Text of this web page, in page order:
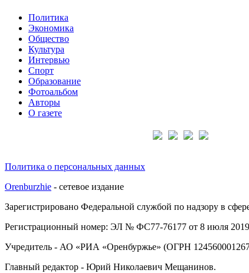
Политика
Экономика
Общество
Культура
Интервью
Спорт
Образование
Фотоальбом
Авторы
О газете
Политика о персональных данных
Orenburzhie - сетевое издание
Зарегистрировано Федеральной службой по надзору в
Регистрационный номер: ЭЛ № ФС77-76177 от 8 июля 2019
Учредитель - АО «РИА «Оренбуржье» (ОГРН
Главный редактор - Юрий Николаевич Мещанинов.